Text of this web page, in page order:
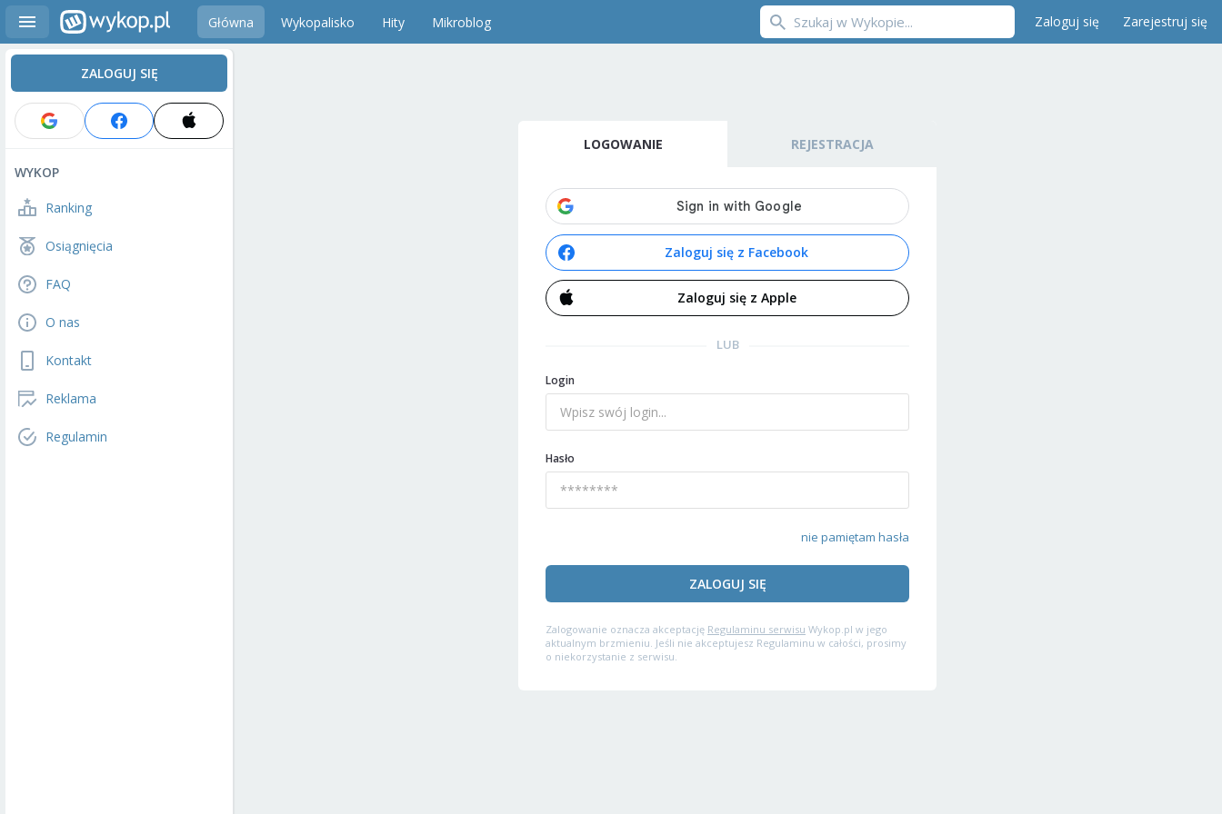
Główna Wykopalisko Hity Mikroblog Zaloguj się Zarejestruj się
ZALOGUJ SIĘ
WYKOP
Ranking
Osiągnięcia
FAQ
O nas
Kontakt
Reklama
Regulamin
LOGOWANIE REJESTRACJA
Zaloguj się z Facebook
Zaloguj się z Apple
LUB
Login
Hasło
nie pamiętam hasła
ZALOGUJ SIĘ
Zalogowanie oznacza akceptację Regulaminu serwisu Wykop.pl w jego
aktualnym brzmieniu. Jeśli nie akceptujesz Regulaminu w całości, prosimy
o niekorzystanie z serwisu.